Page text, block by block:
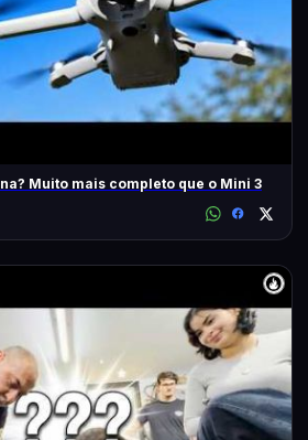
Muito mais completo que o Mini 3